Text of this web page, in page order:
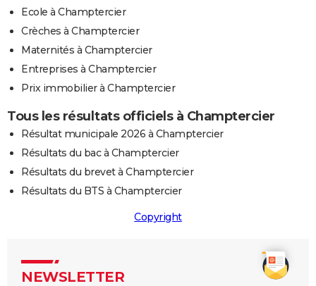
Ecole à Champtercier
Crèches à Champtercier
Maternités à Champtercier
Entreprises à Champtercier
Prix immobilier à Champtercier
Tous les résultats officiels à Champtercier
Résultat municipale 2026 à Champtercier
Résultats du bac à Champtercier
Résultats du brevet à Champtercier
Résultats du BTS à Champtercier
Copyright
NEWSLETTER